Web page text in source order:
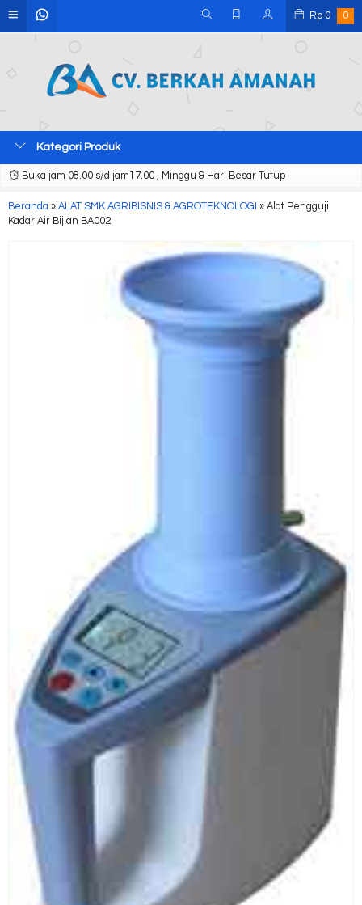
Rp 0 0
Kategori Produk
Buka jam 08.00 s/d jam17.00 , Minggu & Hari Besar Tutup
Beranda » ALAT SMK AGRIBISNIS & AGROTEKNOLOGI » Alat Pengguji
Kadar Air Bijian BA002